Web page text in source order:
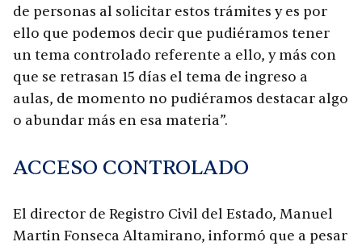
de personas al solicitar estos trámites y es por
ello que podemos decir que pudiéramos tener
un tema controlado referente a ello, y más con
que se retrasan 15 días el tema de ingreso a
aulas, de momento no pudiéramos destacar algo
o abundar más en esa materia”.
ACCESO CONTROLADO
El director de Registro Civil del Estado, Manuel
Martin Fonseca Altamirano, informó que a pesar